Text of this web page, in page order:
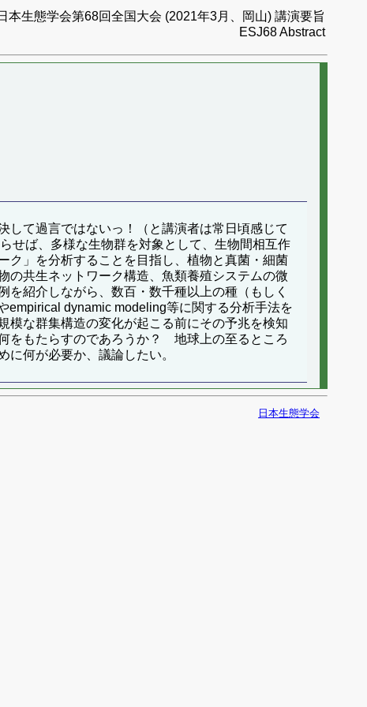
本生態学会第68回全国大会 (2021年3月、岡山) 講演要旨
ESJ68 Abstract
して過言ではないっ！（と講演者は常日頃感じて
せば、多様な生物群を対象として、生物間相互作
ク」を分析することを目指し、植物と真菌・細菌
の共生ネットワーク構造、魚類養殖システムの微
紹介しながら、数百・数千種以上の種（もしく
empirical dynamic modeling等に関する分析手法を
模な群集構造の変化が起こる前にその予兆を検知
をもたらすのであろうか？ 地球上の至るところ
何が必要か、議論したい。
日本生態学会